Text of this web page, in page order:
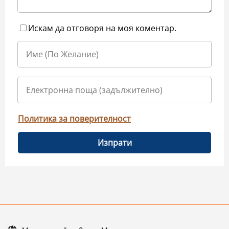
Искам да отговоря на моя коментар.
Политика за поверителност
Изпрати